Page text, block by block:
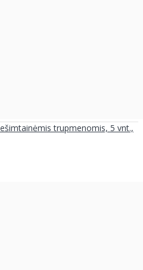
trupmenomis, 5 vnt.,